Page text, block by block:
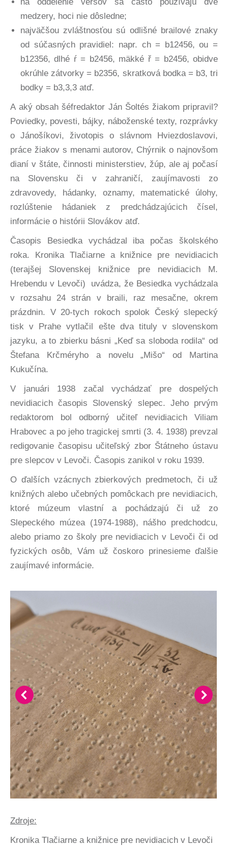
medzery, hoci nie dôsledne;
najväčšou zvláštnosťou sú odlišné brailové znaky
od súčasných pravidiel: napr. ch = b12456, ou =
b12356, dlhé ŕ = b2456, mäkké ř = b2456, obidve
okrúhle zátvorky = b2356, skratková bodka = b3, tri
bodky = b3,3,3 atď.
A aký obsah šéfredaktor Ján Šoltés žiakom pripravil?
Poviedky, povesti, bájky, náboženské texty, rozprávky
o Jánošíkovi, životopis o slávnom Hviezdoslavovi,
práce žiakov s menami autorov, Chýrnik o najnovšom
dianí v štáte, činnosti ministerstiev, žúp, ale aj počasí
na Slovensku či v zahraničí, zaujímavosti zo
zdravovedy, hádanky, oznamy, matematické úlohy,
rozlúštenie hádaniek z predchádzajúcich čísel,
informácie o histórii Slovákov atď.
Časopis Besiedka vychádzal iba počas školského
roka. Kronika Tlačiarne a knižnice pre nevidiacich
(terajšej Slovenskej knižnice pre nevidiacich M.
Hrebendu v Levoči) uvádza, že Besiedka vychádzala
v rozsahu 24 strán v braili, raz mesačne, okrem
prázdnin. V 20-tych rokoch spolok Český slepecký
tisk v Prahe vytlačil ešte dva tituly v slovenskom
jazyku, a to zbierku básni „Keď sa sloboda rodila“ od
Štefana Krčméryho a novelu „Mišo“ od Martina
Kukučína.
V januári 1938 začal vychádzať pre dospelých
nevidiacich časopis Slovenský slepec. Jeho prvým
redaktorom bol odborný učiteľ nevidiacich Viliam
Hrabovec a po jeho tragickej smrti (3. 4. 1938) prevzal
redigovanie časopisu učiteľský zbor Štátneho ústavu
pre slepcov v Levoči. Časopis zanikol v roku 1939.
O ďalších vzácnych zbierkových predmetoch, či už
knižných alebo učebných pomôckach pre nevidiacich,
ktoré múzeum vlastní a pochádzajú či už zo
Slepeckého múzea (1974-1988), nášho predchodcu,
alebo priamo zo školy pre nevidiacich v Levoči či od
fyzických osôb, Vám už čoskoro prinesieme ďalšie
zaujímavé informácie.
Zdroje:
Kronika Tlačiarne a knižnice pre nevidiacich v Levoči